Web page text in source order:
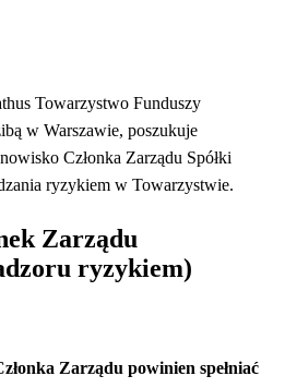
Towarzystwo Funduszy
w Warszawie, poszukuje
Członka Zarządu Spółki
ryzykiem w Towarzystwie.
Zarządu
ryzykiem)
Zarządu powinien spełniać